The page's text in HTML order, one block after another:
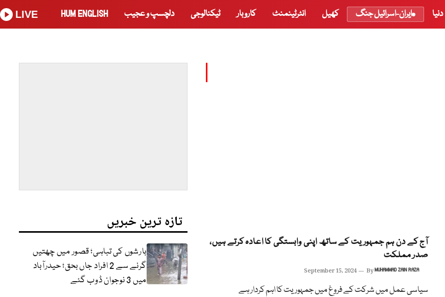
دنیا ایران-اسرائیل جنگ کھیل انٹرٹینمنٹ کاروبار ٹیکنالوجی دلچسپ و عجیب HUM ENGLISH
LIVE
آج کے دن ہم جمہوریت کے ساتھ اپنی وابستگی کا اعادہ کرتے ہیں،
صدر مملکت
September 15, 2024 ByMUHAMMAD ZAIN RAZA
سیاسی عمل میں شرکت کے فروغ میں جمہوریت کا اہم کردار ہے
تازہ ترین خبریں
بارشوں کی تباہی؛ قصور میں چھتیں
گرنے سے 2 افراد جاں بحق؛ حیدرآباد
میں 3 نوجوان ڈوب گئے